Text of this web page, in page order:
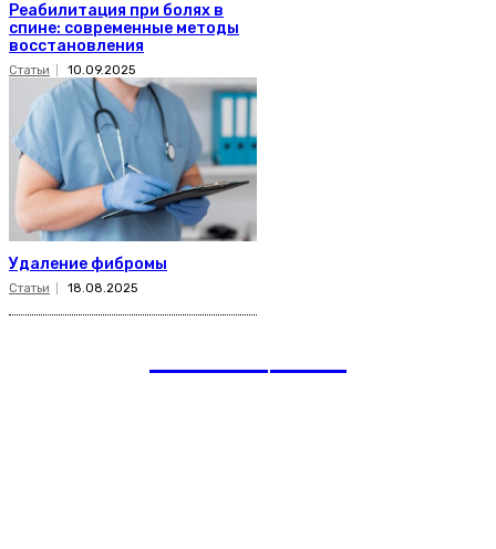
Реабилитация при болях в
спине: современные методы
восстановления
Статьи 10.09.2025
Удаление фибромы
Статьи 18.08.2025